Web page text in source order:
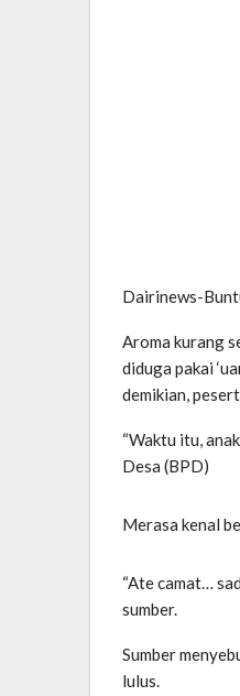
Dairinews-
Aroma kurang
diduga pakai
demikian,
“Waktu itu,
Desa (BPD)
Merasa kenal
“Ate camat…
sumber.
Sumber
lulus.